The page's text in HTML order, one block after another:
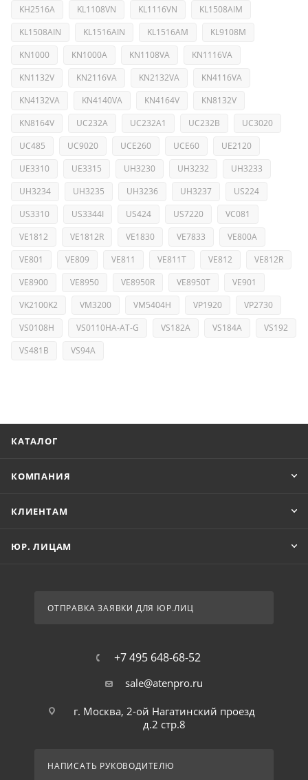
KH2516A
KL1108VN KL1116VN
KL1508AIM
KL1508AIN
KL1516AIN KL1516AM
KL9108M
KN1000
KN1000A KN1108VA
KN1116VA
KN1132V
KN2116VA KN2132VA
KN4116VA
KN4132VA
KN4140VA KN4164V
KN8132V
KN8164V
UC232A UC232A1 UC232B
UC3020
UC485
UC9020 UCE260 UCE60
UE2120
UE3310
UE3315 UH3230 UH3232
UH3233
UH3234
UH3235 UH3236 UH3237
US224
US3310
US3344I US424 US7220
VC081
VE1812
VE1812R VE1830 VE7833
VE800A
VE801
VE809 VE811 VE811T VE812
VE812R
VE8900
VE8950 VE8950R VE8950T
VE901
VK2100K2
VM3200 VM5404H VP1920
VP2730
VS0108H
VS0110HA-AT-G VS182A VS184A
VS192
VS481B
VS94A
КАТАЛОГ
КОМПАНИЯ
КЛИЕНТАМ
ЮР. ЛИЦАМ
ОТПРАВКА ЗАЯВКИ ДЛЯ ЮР.ЛИЦ
+7 495 648-68-52
sale@atenpro.ru
г. Москва, 2-ой Нагатинский проезд
д.2 стр.8
НАПИСАТЬ РУКОВОДИТЕЛЮ